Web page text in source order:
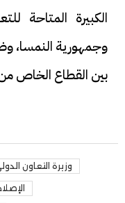
الكبيرة المتاحة
وجمهورية النمسا،
بين القطاع الخاص
وزيرة التعاون